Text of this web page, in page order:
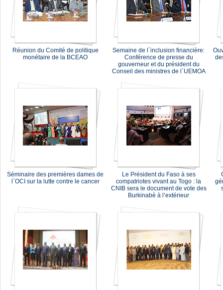
Réunion du Comité de politique
monétaire de la BCEAO
Semaine de l`inclusion financière:
Conférence de presse du
gouverneur et du président du
Conseil des ministres de l`UEMOA
Séminaire des premières dames de
l`OCI sur la lutte contre le cancer
Le Président du Faso à ses
compatriotes vivant au Togo : la
CNIB sera le document de vote des
Burkinabè à l’extérieur